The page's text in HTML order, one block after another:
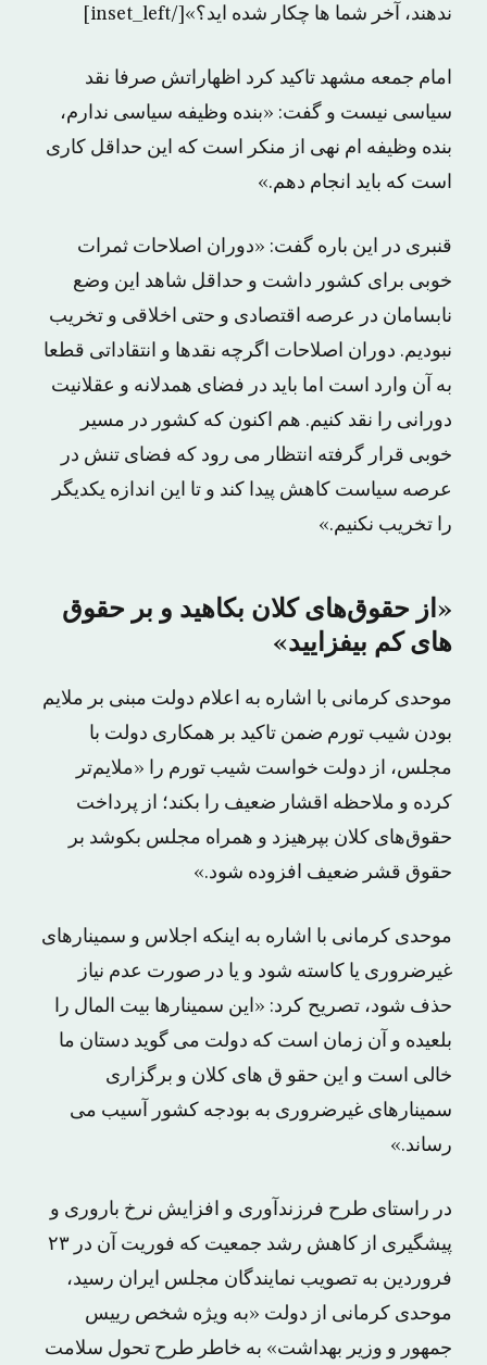
ندهند، آخر شما ها چکار شده اید؟»[/inset_left]
امام جمعه مشهد تاکید کرد اظهاراتش صرفا نقد
سیاسی نیست و گفت: «بنده وظیفه سیاسی ندارم،
بنده وظیفه ام نهی از منکر است که این حداقل کاری
است که باید انجام دهم.»
قنبری در این باره گفت: «دوران اصلاحات ثمرات
خوبی برای کشور داشت و حداقل شاهد این وضع
نابسامان در عرصه اقتصادی و حتی اخلاقی و تخریب
نبودیم. دوران اصلاحات اگرچه نقدها و انتقاداتی قطعا
به آن وارد است اما باید در فضای همدلانه و عقلانیت
دورانی را نقد کنیم. هم اکنون که کشور در مسیر
خوبی قرار گرفته انتظار می رود که فضای تنش در
عرصه سیاست کاهش پیدا کند و تا این اندازه یکدیگر
را تخریب نکنیم.»
«از حقو‌ق‌های کلان بکاهید و بر حقوق
های کم بیفزایید»
موحدی کرمانی با اشاره به اعلام دولت مبنی بر ملایم
بودن شیب تورم ضمن تاکید بر همکاری دولت با
مجلس، از دولت خواست شیب تورم را «ملایم‌تر
کرده و ملاحظه اقشار ضعیف را بکند؛ از پرداخت
حقو‌ق‌های کلان بپرهیزد و همراه مجلس بکوشد بر
حقوق قشر ضعیف افزوده شود.»
موحدی کرمانی با اشاره به اینکه اجلاس و سمینارهای
غیرضروری یا کاسته شود و یا در صورت عدم نیاز
حذف شود، تصریح کرد: «این سمینارها بیت المال را
بلعیده و آن زمان است که دولت می گوید دستان ما
خالی است و این حقو ق های کلان و برگزاری
سمینارهای غیرضروری به بودجه کشور آسیب می
رساند.»
در راستای طرح فرزندآوری و افزایش نرخ باروری و
پیشگیری از کاهش رشد جمعیت که فوریت آن در ۲۳
فروردین به تصویب نمایندگان مجلس ایران رسید،
موحدی کرمانی از دولت «به ویژه شخص رییس
جمهور و وزیر بهداشت» به خاطر طرح تحول سلامت